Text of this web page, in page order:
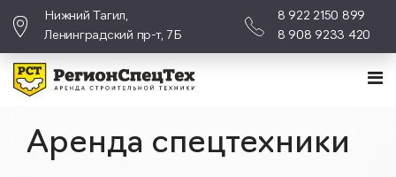
Нижний Тагил,
Ленинградский пр-т, 7Б
8 922 2150 899
8 908 9233 420
Аренда спецтехники